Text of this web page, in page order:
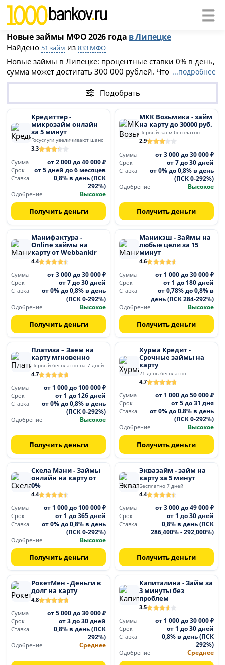
Новые займы МФО 2026 года в Липецке
Найдено 51 займ из833 МФО
Новые займы в Липецке: процентные ставки 0% в день,
сумма может достигать 300 000 рублей. Чтобы получить
займ в новой МФО 2026 года необходимо заполнить
онлайн-заявку на официальном сайте компании. После
одобрения деньги будут перечислены на банковскую
карту или выданы наличными в офисе МФО.
...подробнее
Подобрать
Кредиттер -
микрозайм онлайн
за 5 минут
Госуслуги увеличивают шанс
3.3
Сумма
от 2 000 до 40 000 ₽
Срок от 5 дней до 6 месяцев
Ставка
0,8% в день (ПСК
292%)
Одобрение Высокое
Получить деньги
МКК Возьмика - займ
на карту до 30000 руб.
Первый заём бесплатно
2.9
Сумма
от 3 000 до 30 000 ₽
Срок от 7 до 30 дней
Ставка
от 0% до 0,8% в день
(ПСК 0-292%)
Одобрение Высокое
Получить деньги
Манифактура -
Online займы на
карту от Webbankir
4.4
Сумма
от 3 000 до 30 000 ₽
Срок от 7 до 30 дней
Ставка
от 0% до 0,8% в день
(ПСК 0-292%)
Одобрение Высокое
Получить деньги
Маникэш - Займы на
любые цели за 15
минут
4.6
Сумма
от 1 000 до 30 000 ₽
Срок от 1 до 180 дней
Ставка
от 0,78% до 0,8% в
день (ПСК 284-292%)
Одобрение Высокое
Получить деньги
Платиза – Заем на
карту мгновенно
Первый бесплатно на 7 дней
4.7
Сумма
от 1 000 до 100 000 ₽
Срок от 1 до 126 дней
Ставка
от 0% до 0,8% в день
(ПСК 0-292%)
Одобрение Высокое
Получить деньги
Хурма Кредит -
Срочные займы на
карту
21 день бесплатно
4.7
Сумма
от 1 000 до 50 000 ₽
Срок от 5 до 31 дня
Ставка
от 0% до 0.8% в день
(ПСК 0-292%)
Одобрение Высокое
Получить деньги
Скела Мани - Займы
онлайн на карту от
0%
4.4
Сумма
от 1 000 до 100 000 ₽
Срок от 1 до 365 дней
Ставка
от 0% до 0,8% в день
(ПСК 0-292%)
Одобрение Высокое
Получить деньги
Эквазайм - займ на
карту за 5 минут
Бесплатно 7 дней
4.4
Сумма
от 3 000 до 49 000 ₽
Срок от 1 до 30 дней
Ставка
0,8% в день (ПСК
286,400% - 292,000%)
Получить деньги
РокетМен - Деньги в
долг на карту
4.8
Сумма
от 5 000 до 30 000 ₽
Срок от 3 до 30 дней
Ставка
0,8% в день (ПСК
292%)
Одобрение Среднее
Капиталина - Займ за
3 минуты без
проблем
3.5
Сумма
от 1 000 до 30 000 ₽
Срок от 1 до 30 дней
Ставка
0,8% в день (ПСК
292%)
Одобрение Среднее